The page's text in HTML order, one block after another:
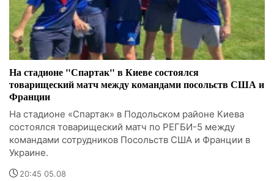
На стадионе "Спартак" в Киеве состоялся
товарищеский матч между командами посольств США и
Франции
На стадионе «Спартак» в Подольском районе Киева
состоялся товарищеский матч по РЕГБИ-5 между
командами сотрудников Посольств США и Франции в
Украине.
20:45 05.08